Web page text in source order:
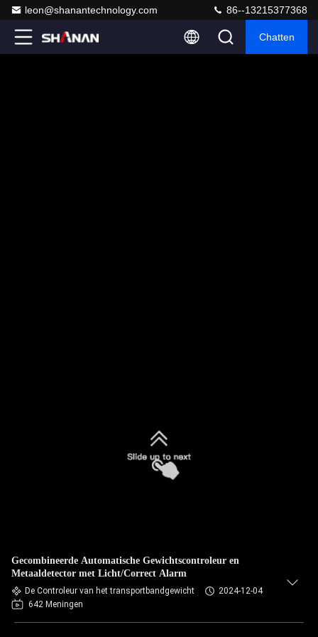
leon@shanantechnology.com 86--13215377368
Chatten
Gecombineerde Automatische Gewichtscontroleur en
Metaaldetector met Licht/Correct Alarm
De Controleur van het transportbandgewicht
2024-12-04
642 Meningen